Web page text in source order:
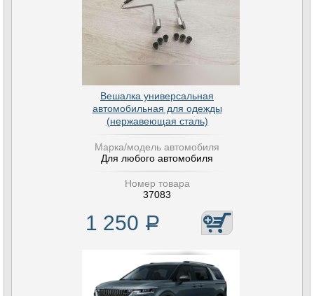
Вешалка универсальная
автомобильная для одежды
(нержавеющая сталь)
Марка/модель автомобиля
Для любого автомобиля
Номер товара
37083
1 250 Р